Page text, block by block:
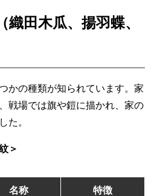
田木瓜、揚羽蝶、
かの種類が知られています。家
戦場では旗や鎧に描かれ、家の
た。
＞
名称 特徴